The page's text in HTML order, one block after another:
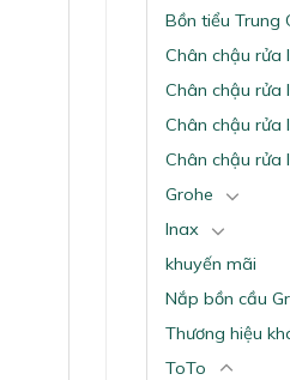
Bồn tiểu Trung
Chân chậu rửa
Chân chậu rửa
Chân chậu rửa
Chân chậu rửa
Grohe
Inax
khuyến mãi
Nắp bồn cầu
Thương hiệu
ToTo